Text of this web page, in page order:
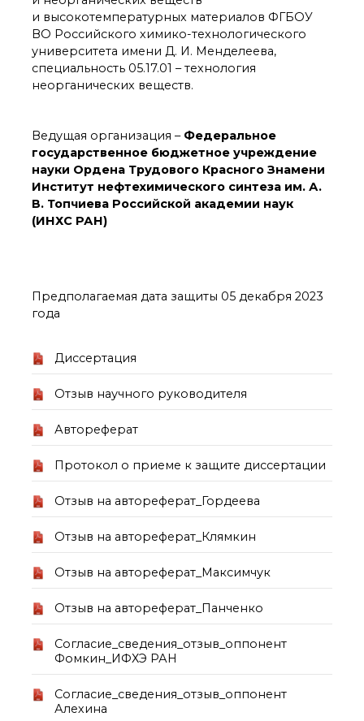
ИОХ РАН
Мероприятия
Конференции
Журналы
Национальные
Разработки
Крупный научный
по приоритетным
направлениям НТР РФ
Рекомендации ВАК
о типовых нарушениях
Новости института
Конференции
Новости
диссертационных
советов
Новые лаборатории
Институт в СМИ
Конкурсы, премии
Конкурсы вакантных
должностей
История ВХК РАН
Преподавательский
состав
Достижения
Почтовый сервер
Внутренний сайт
и высокотемпературных материалов ФГБОУ
ВО Российского химико-технологического
университета имени Д. И. Менделеева,
специальность 05.17.01 – технология
неорганических веществ.
Ведущая организация – Федеральное
государственное бюджетное учреждение
науки Ордена Трудового Красного Знамени
Институт нефтехимического синтеза им. А.
В. Топчиева Российской академии наук
(ИНХС РАН)
Предполагаемая дата защиты 05 декабря 2023
года
Диссертация
Отзыв научного руководителя
Автореферат
Протокол о приеме к защите диссертации
Отзыв на автореферат_Гордеева
Отзыв на автореферат_Клямкин
Отзыв на автореферат_Максимчук
Отзыв на автореферат_Панченко
Согласие_сведения_отзыв_оппонент
Фомкин_ИФХЭ РАН
Согласие_сведения_отзыв_оппонент
Алехина